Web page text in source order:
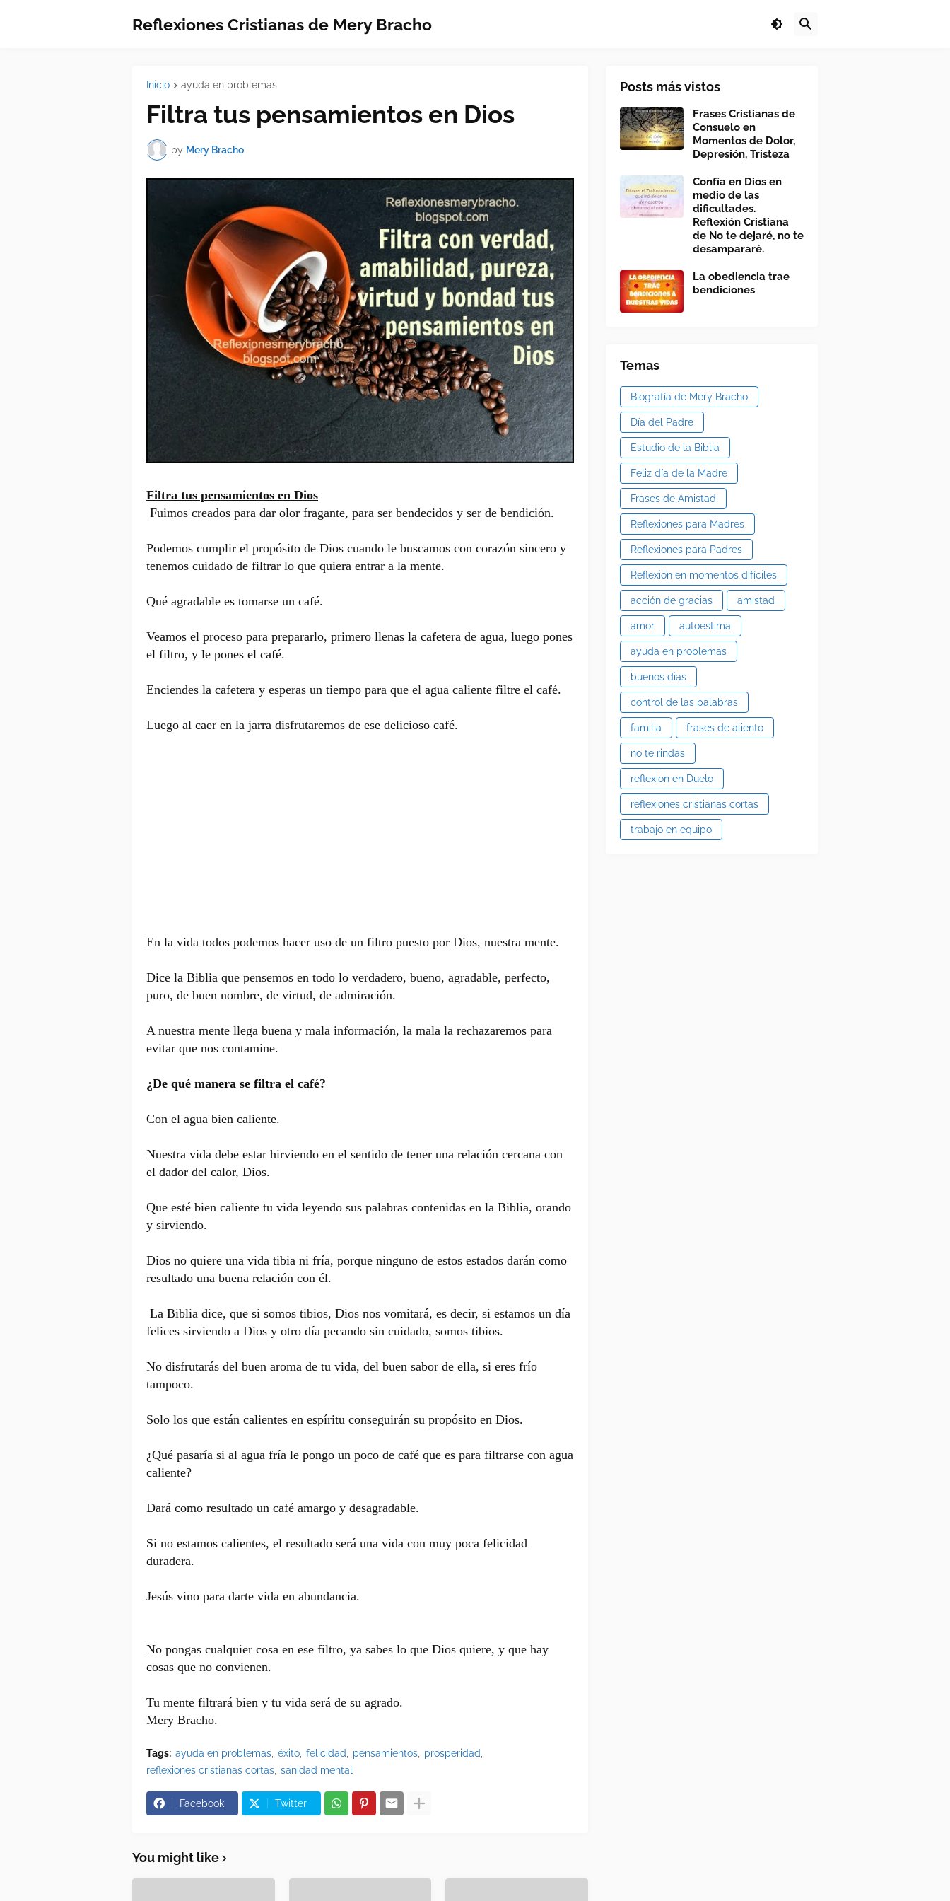
Reflexiones Cristianas de Mery Bracho
Inicio ayuda en problemas
Filtra tus pensamientos en Dios
by Mery Bracho
Filtra tus pensamientos en Dios
Fuimos creados para dar olor fragante, para ser bendecidos y ser de bendición.
Podemos cumplir el propósito de Dios cuando le buscamos con corazón sincero y
tenemos cuidado de filtrar lo que quiera entrar a la mente.
Qué agradable es tomarse un café.
Veamos el proceso para prepararlo, primero llenas la cafetera de agua, luego pones
el filtro, y le pones el café.
Enciendes la cafetera y esperas un tiempo para que el agua caliente filtre el café.
Luego al caer en la jarra disfrutaremos de ese delicioso café.
En la vida todos podemos hacer uso de un filtro puesto por Dios, nuestra mente.
Dice la Biblia que pensemos en todo lo verdadero, bueno, agradable, perfecto,
puro, de buen nombre, de virtud, de admiración.
A nuestra mente llega buena y mala información, la mala la rechazaremos para
evitar que nos contamine.
¿De qué manera se filtra el café?
Con el agua bien caliente.
Nuestra vida debe estar hirviendo en el sentido de tener una relación cercana con
el dador del calor, Dios.
Que esté bien caliente tu vida leyendo sus palabras contenidas en la Biblia, orando
y sirviendo.
Dios no quiere una vida tibia ni fría, porque ninguno de estos estados darán como
resultado una buena relación con él.
La Biblia dice, que si somos tibios, Dios nos vomitará, es decir, si estamos un día
felices sirviendo a Dios y otro día pecando sin cuidado, somos tibios.
No disfrutarás del buen aroma de tu vida, del buen sabor de ella, si eres frío
tampoco.
Solo los que están calientes en espíritu conseguirán su propósito en Dios.
¿Qué pasaría si al agua fría le pongo un poco de café que es para filtrarse con agua
caliente?
Dará como resultado un café amargo y desagradable.
Si no estamos calientes, el resultado será una vida con muy poca felicidad
duradera.
Jesús vino para darte vida en abundancia.
No pongas cualquier cosa en ese filtro, ya sabes lo que Dios quiere, y que hay
cosas que no convienen.
Tu mente filtrará bien y tu vida será de su agrado.
Mery Bracho.
Tags: ayuda en problemas éxito felicidad pensamientos
prosperidad
reflexiones cristianas cortas sanidad mental
Facebook Twitter
You might like
Posts más vistos
Frases Cristianas de
Consuelo en
Momentos de Dolor,
Depresión, Tristeza
Confía en Dios en
medio de las
dificultades.
Reflexión Cristiana
de No te dejaré, no te
desampararé.
La obediencia trae
bendiciones
Temas
Biografía de Mery Bracho
Día del Padre
Estudio de la Biblia
Feliz día de la Madre
Frases de Amistad
Reflexiones para Madres
Reflexiones para Padres
Reflexión en momentos difíciles
acción de gracias amistad
amor autoestima
ayuda en problemas
buenos dias
control de las palabras
familia frases de aliento
no te rindas
reflexion en Duelo
reflexiones cristianas cortas
trabajo en equipo